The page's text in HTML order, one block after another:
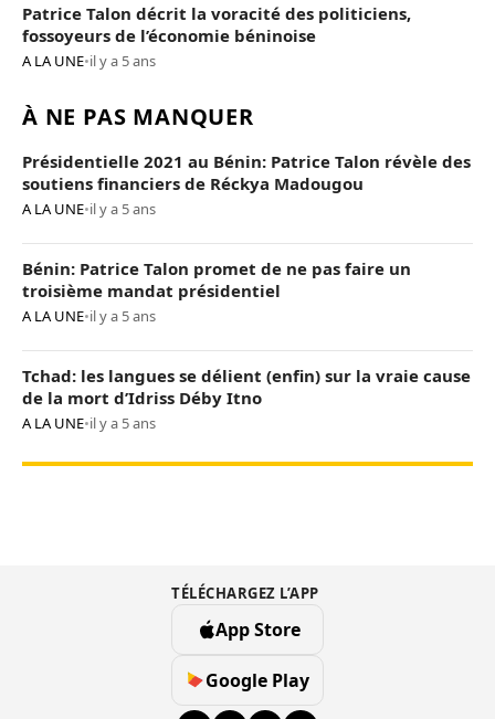
Patrice Talon décrit la voracité des politiciens,
fossoyeurs de l’économie béninoise
A LA UNE•il y a 5 ans
À NE PAS MANQUER
Présidentielle 2021 au Bénin: Patrice Talon révèle des
soutiens financiers de Réckya Madougou
A LA UNE•il y a 5 ans
Bénin: Patrice Talon promet de ne pas faire un
troisième mandat présidentiel
A LA UNE•il y a 5 ans
Tchad: les langues se délient (enfin) sur la vraie cause
de la mort d’Idriss Déby Itno
A LA UNE•il y a 5 ans
TÉLÉCHARGEZ L’APP
App Store
Google Play